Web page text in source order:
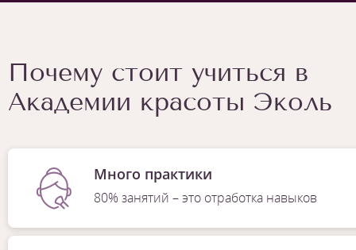
Почему стоит учиться в
Академии красоты Эколь
Много практики
80% занятий – это отработка навыков